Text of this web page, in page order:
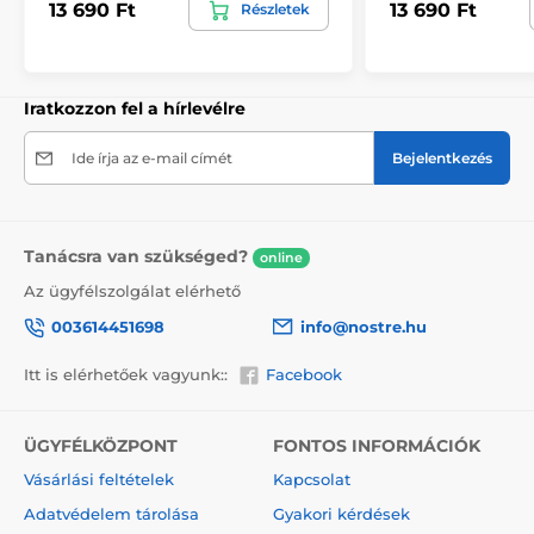
kiválasztásakor megjelenik a pontos előnézet. Minden
tapéta 49 cm széles csíkokból áll.
245x270
(5 csík) , 294x270
Környezetbarát és egészségbarát
A nyomtatási technológia környezetkímélő, ezért
bármely helyiségben – akár gyerekszobában is –
13 690 Ft Részletek 13 690 Ft
Iratkozzon fel a hírlevélre
Ide írja az e-mail címét Bejelentkezés
Tanácsra van szükséged? online
Az ügyfélszolgálat elérhető
003614451698
info@nostre.hu
Itt is elérhetőek vagyunk:: Facebook
ÜGYFÉLKÖZPONT
Vásárlási feltételek
Adatvédelem tárolása
FONTOS INFORMÁCIÓK
Kapcsolat
Gyakori kérdések